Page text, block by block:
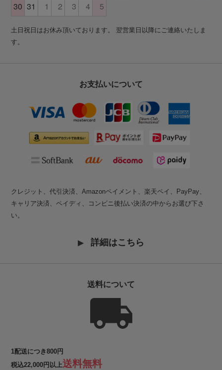
土日祝日はお休み頂いております。 翌営業日以降にご連絡いたしま
す。
お支払いについて
クレジット、代引決済、Amazonペイメント、楽天ペイ、PayPay、
キャリア決済、ペイディ、コンビニ後払い決済の中からお選び下さ
い。
詳細はこちら
送料について
1配送につき800円
税込22,000円以上送料無料